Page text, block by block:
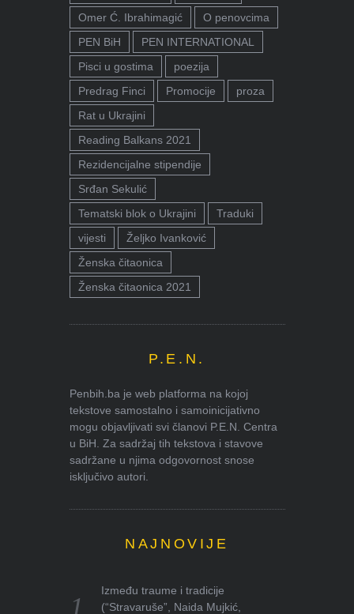
Omer Ć. Ibrahimagić
O penovcima
PEN BiH
PEN INTERNATIONAL
Pisci u gostima
poezija
Predrag Finci
Promocije
proza
Rat u Ukrajini
Reading Balkans 2021
Rezidencijalne stipendije
Srđan Sekulić
Tematski blok o Ukrajini
Traduki
vijesti
Željko Ivanković
Ženska čitaonica
Ženska čitaonica 2021
P.E.N.
Penbih.ba je web platforma na kojoj
tekstove samostalno i samoinicijativno
mogu objavljivati svi članovi P.E.N. Centra
u BiH. Za sadržaj tih tekstova i stavove
sadržane u njima odgovornost snose
isključivo autori.
NAJNOVIJE
Između traume i tradicije
(“Stravaruše”, Naida Mujkić,